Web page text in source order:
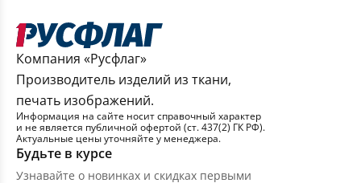
Компания «Русфлаг»
Производитель изделий из ткани,
печать изображений.
Информация на сайте носит справочный характер
и не является публичной офертой (ст. 437(2) ГК РФ).
Актуальные цены уточняйте у менеджера.
Будьте в курсе
Узнавайте о новинках и скидках первыми